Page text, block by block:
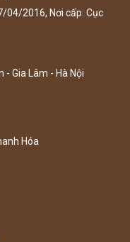
04/2016, Nơi cấp: Cục
Gia Lâm - Hà Nội
Hóa